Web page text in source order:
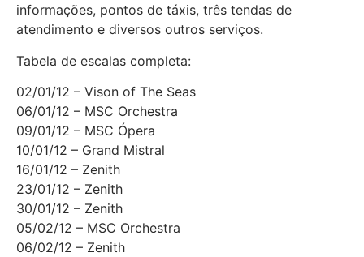
informações, pontos de táxis, três tendas de
atendimento e diversos outros serviços.
Tabela de escalas completa:
02/01/12 – Vison of The Seas
06/01/12 – MSC Orchestra
09/01/12 – MSC Ópera
10/01/12 – Grand Mistral
16/01/12 – Zenith
23/01/12 – Zenith
30/01/12 – Zenith
05/02/12 – MSC Orchestra
06/02/12 – Zenith